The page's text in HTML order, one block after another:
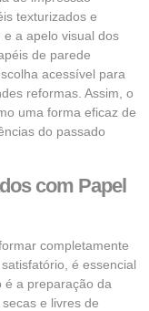
texturizados e
a apelo visual dos
de parede
acessível para
reformas. Assim, o
uma forma eficaz de
do passado
com Papel
completamente
é essencial
é a preparação da
e livres de